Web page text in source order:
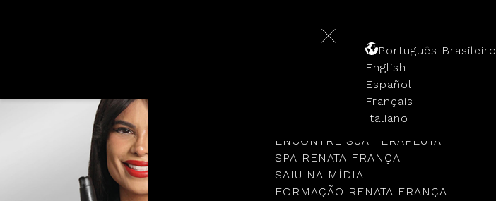
NOSSA HISTÓRIA
ENCONTRE SUA TERAPEUTA
SPA RENATA FRANÇA
SAIU NA MÍDIA
FORMAÇÃO RENATA FRANÇA
Português Brasileiro
English
Español
Français
Italiano